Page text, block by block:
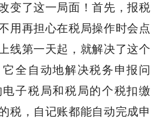
变了这一局面！首先，报税
用再担心在税局操作时会点
线第一天起，就解决了这个
全自动地解决税务申报问
子税局和税局的个税扣缴
税，自记账都能自动完成申